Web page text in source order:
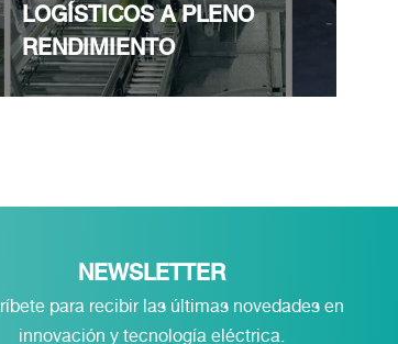
LOGÍSTICOS A PLENO
RENDIMIENTO
NEWSLETTER
para recibir las últimas novedades en
innovación y tecnología eléctrica.